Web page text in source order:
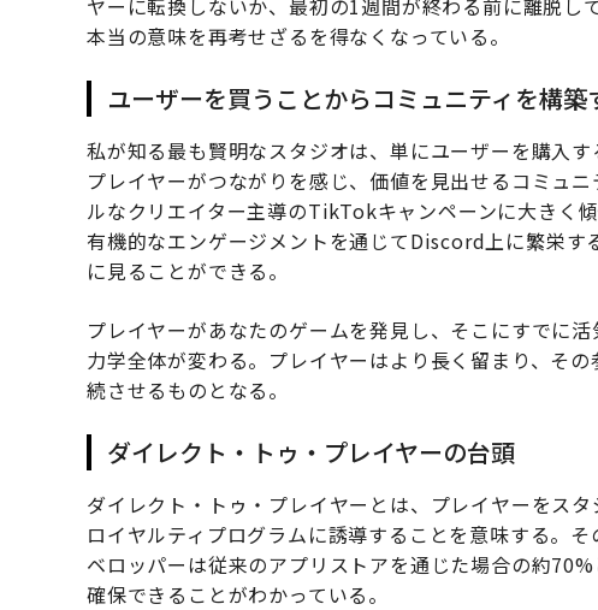
本当の意味を再考せざるを得なくなっている。
ユーザーを買うことからコミュニティを構築
私が知る最も賢明なスタジオは、単にユーザーを購入
プレイヤーがつながりを感じ、価値を見出せるコミュ
ルなクリエイター主導のTikTokキャンペーンに大きく
有機的なエンゲージメントを通じてDiscord上に繁栄
に見ることができる。
プレイヤーがあなたのゲームを発見し、そこにすでに
力学全体が変わる。プレイヤーはより長く留まり、そ
続させるものとなる。
ダイレクト・トゥ・プレイヤーの台頭
ダイレクト・トゥ・プレイヤーとは、プレイヤーをス
ロイヤルティプログラムに誘導することを意味する。
ベロッパーは従来のアプリストアを通じた場合の約
確保できることがわかっている。